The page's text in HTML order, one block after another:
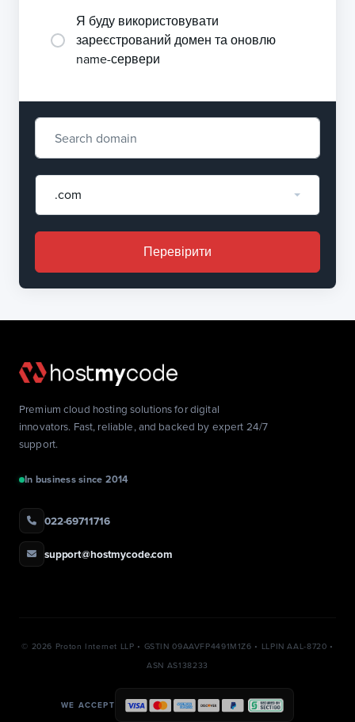
Я буду використовувати
зареєстрований домен та оновлю
name-сервери
.com
Перевірити
Premium cloud hosting solutions for digital
innovators. Fast, reliable, and backed by expert 24/7
support.
In business since 2014
022-69711716
support@hostmycode.com
© 2026 Proton Internet LLP • GSTIN 09AAVFP4491M1Z6 • LLPIN AAL-8720 •
ASN AS138233
WE ACCEPT